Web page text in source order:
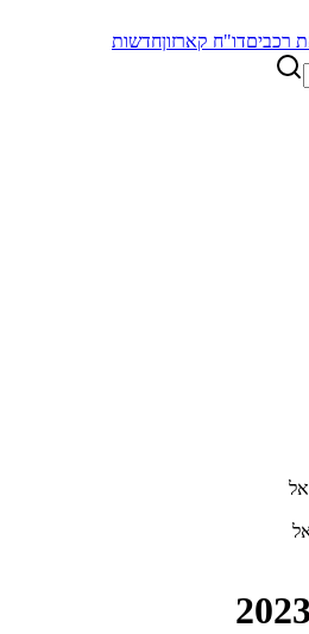
רכביםדו"ח קארזוןחדשות
2023